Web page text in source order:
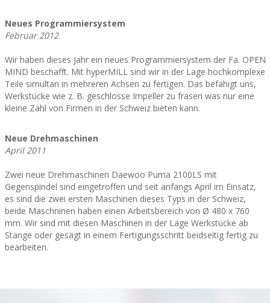
Neues Programmiersystem
Februar 2012
Wir haben dieses Jahr ein neues Programmiersystem der Fa. OPEN
MIND beschafft. Mit hyperMILL sind wir in der Lage hochkomplexe
Teile simultan in mehreren Achsen zu fertigen. Das befähigt uns,
Werkstücke wie z. B. geschlosse Impeller zu fräsen was nur eine
kleine Zahl von Firmen in der Schweiz bieten kann.
Neue Drehmaschinen
April 2011
Zwei neue Drehmaschinen Daewoo Puma 2100LS mit
Gegenspindel sind eingetroffen und seit anfangs April im Einsatz,
es sind die zwei ersten Maschinen dieses Typs in der Schweiz,
beide Maschninen haben einen Arbeitsbereich von Ø 480 x 760
mm. Wir sind mit diesen Maschinen in der Lage Werkstücke ab
Stange oder gesägt in einem Fertigungsschritt beidseitig fertig zu
bearbeiten.